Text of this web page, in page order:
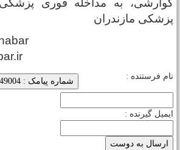
به مداخله فوری پزشکی
مازندران
شماره پیامک : 5000249004
فرستنده :
گیرنده :